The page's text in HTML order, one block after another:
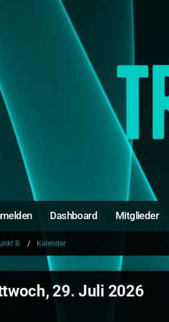
Dashboard Mitglieder
B Kalender
29. Juli 2026